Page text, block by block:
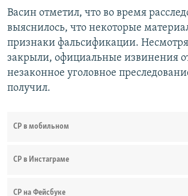
Васин отметил, что во время
выяснилось, что некоторые
признаки фальсификации. Несмотря
закрыли, официальные извинения
незаконное уголовное
получил.
СР в мобильном
СР в Инстаграме
СР на Фейсбуке